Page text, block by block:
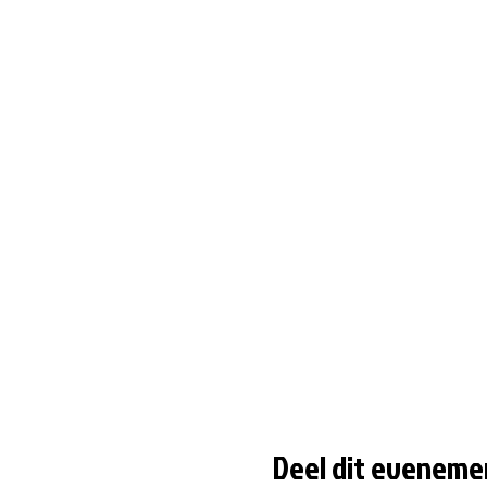
Deel dit